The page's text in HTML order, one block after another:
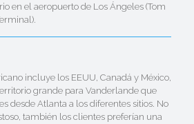
en el aeropuerto de Los Ángeles (Tom
incluye los EEUU, Canadá y México,
grande para Vanderlande que
desde Atlanta a los diferentes sitios. No
también los clientes preferían una